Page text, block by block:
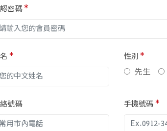
密碼*
* 性別*
先生
號碼 手機號碼*